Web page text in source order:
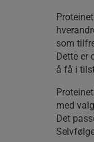
som
Dette er
å få i
med
Det